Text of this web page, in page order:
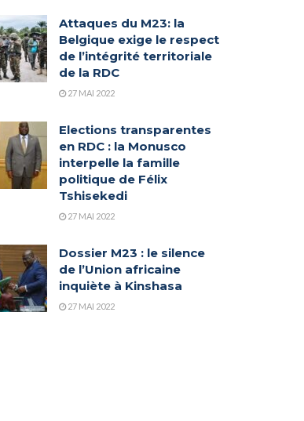
Attaques du M23: la
Belgique exige le respect
de l’intégrité territoriale
de la RDC
27 MAI 2022
Elections transparentes
en RDC : la Monusco
interpelle la famille
politique de Félix
Tshisekedi
27 MAI 2022
Dossier M23 : le silence
de l’Union africaine
inquiète à Kinshasa
27 MAI 2022